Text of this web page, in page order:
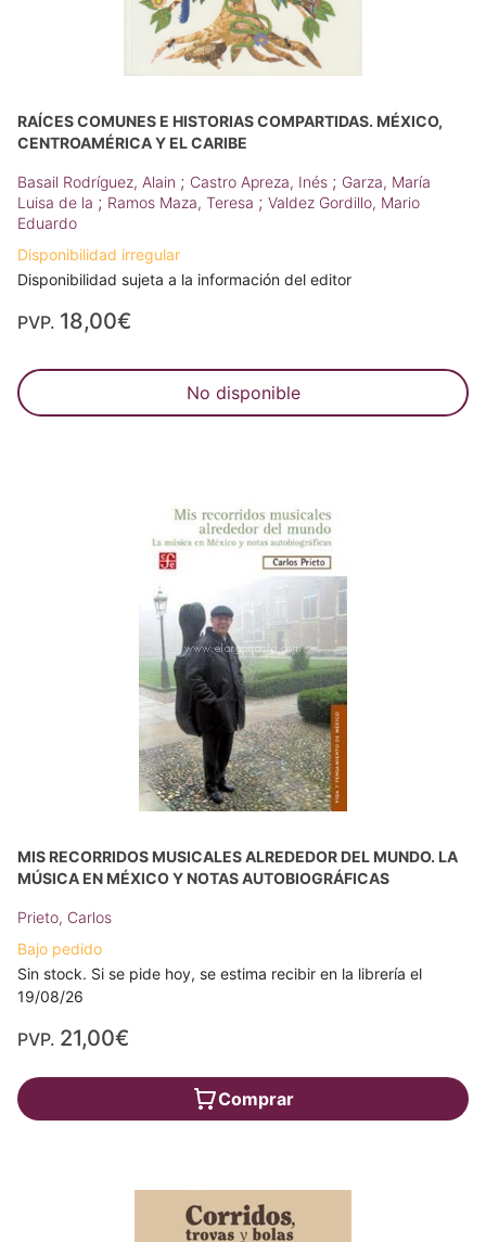
RAÍCES COMUNES E HISTORIAS COMPARTIDAS. MÉXICO,
CENTROAMÉRICA Y EL CARIBE
Basail Rodríguez, Alain ; Castro Apreza, Inés ; Garza, María
Luisa de la ; Ramos Maza, Teresa ; Valdez Gordillo, Mario
Eduardo
Disponibilidad irregular
Disponibilidad sujeta a la información del editor
PVP. 18,00€
No disponible
MIS RECORRIDOS MUSICALES ALREDEDOR DEL MUNDO. LA
MÚSICA EN MÉXICO Y NOTAS AUTOBIOGRÁFICAS
Prieto, Carlos
Bajo pedido
Sin stock. Si se pide hoy, se estima recibir en la librería el
19/08/26
PVP. 21,00€
Comprar